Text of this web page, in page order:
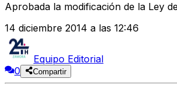
Aprobada la modificación de la Ley
14 diciembre 2014 a las 12:46
Equipo Editorial
0
Compartir